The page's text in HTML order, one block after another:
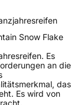
Snow Flake
Es
an die
das
Es wird von